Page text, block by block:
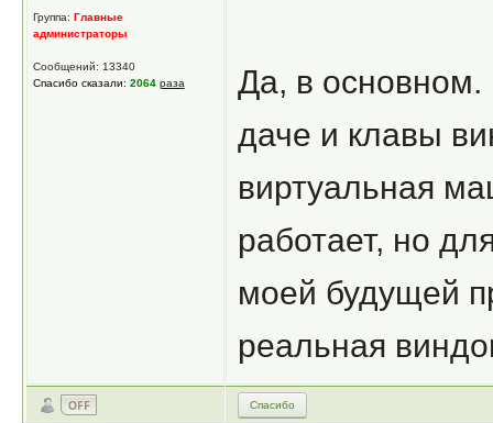
Группа: Главные
администраторы
Сообщений: 13340
Спасибо сказали: 2064 раза
Да, в основном.
даче и клавы
виртуальная
работает, но
моей будущей
реальная
Спасибо